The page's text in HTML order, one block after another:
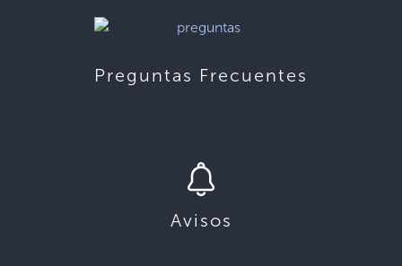
Preguntas Frecuentes
Avisos